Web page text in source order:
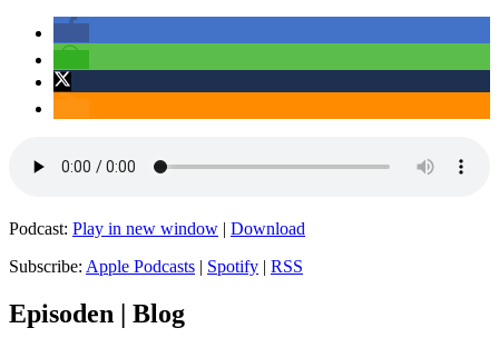
Podcast: Play in new window | Download
Subscribe: Apple Podcasts | Spotify | RSS
Episoden | Blog